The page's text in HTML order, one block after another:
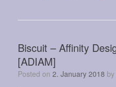
Biscuit – Affinity
[ADIAM]
Posted on 2. January 2018 by